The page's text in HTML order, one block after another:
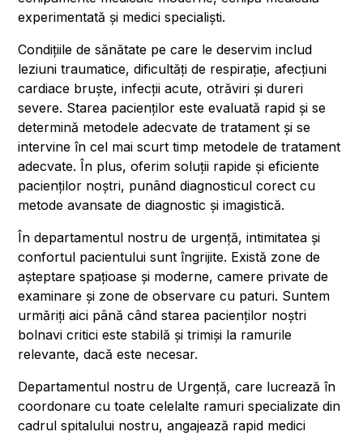
experimentată și medici specialiști.
Condițiile de sănătate pe care le deservim includ
leziuni traumatice, dificultăți de respirație, afecțiuni
cardiace bruște, infecții acute, otrăviri și dureri
severe. Starea pacienților este evaluată rapid și se
determină metodele adecvate de tratament și se
intervine în cel mai scurt timp metodele de tratament
adecvate. În plus, oferim soluții rapide și eficiente
pacienților noștri, punând diagnosticul corect cu
metode avansate de diagnostic și imagistică.
În departamentul nostru de urgență, intimitatea și
confortul pacientului sunt îngrijite. Există zone de
așteptare spațioase și moderne, camere private de
examinare și zone de observare cu paturi. Suntem
urmăriți aici până când starea pacienților noștri
bolnavi critici este stabilă și trimiși la ramurile
relevante, dacă este necesar.
Departamentul nostru de Urgență, care lucrează în
coordonare cu toate celelalte ramuri specializate din
cadrul spitalului nostru, angajează rapid medici